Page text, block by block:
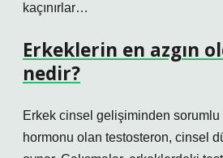
kaçınırlar…
Erkeklerin en azgın
nedir?
Erkek cinsel gelişiminden
hormonu olan testosteron, cinsel